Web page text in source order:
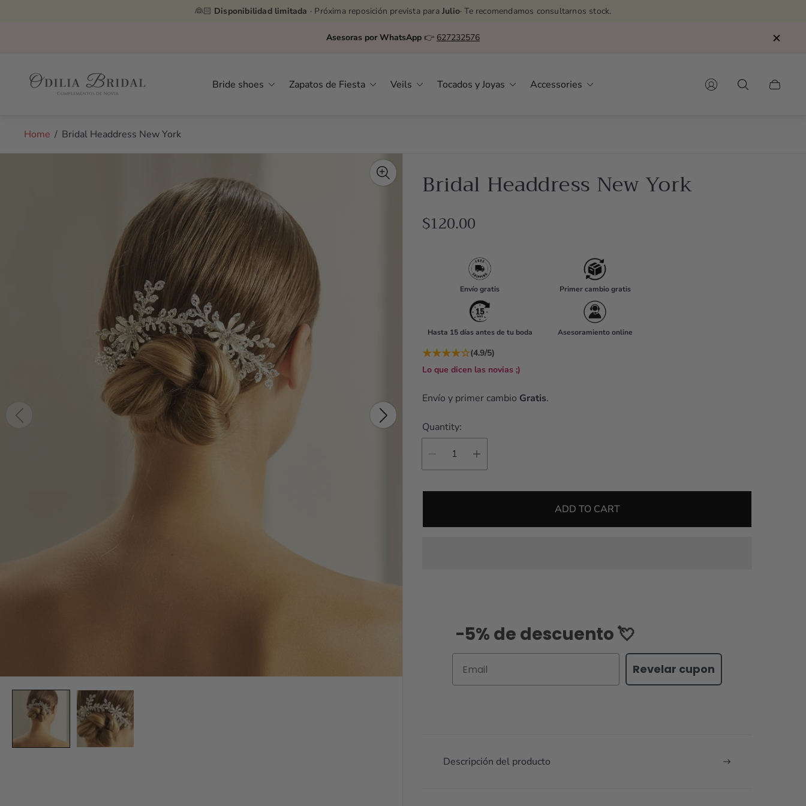
👰🏻 Disponibilidad limitada · Próxima reposición prevista para Julio· Te recomendamos consultarnos stock.
Asesoras por WhatsApp 👉 627232576
Store
logo"
Bride shoes Zapatos de Fiesta Veils Tocados y Joyas Accessories
Cart
Home / Bridal Headdress New York
Bridal Headdress New York
R
r
p
i
c
e
$120.00
Envío gratis Primer cambio gratis
Hasta 15 días antes de tu boda Asesoramiento online
★★★★☆(4.9/5)
Lo que dicen las novias ;)
Envío y primer cambio Gratis.
Quantity:
ADD TO CART
-5% de descuento 💘
Revelar cupon
Descripción del producto